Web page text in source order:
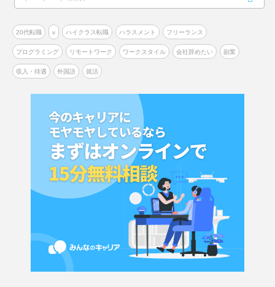
20代転職 v ハイクラス転職 ハラスメント フリーランス
プログラミング リモートワーク ワークスタイル 会社辞めたい 副業
収入・待遇 外国語 就活